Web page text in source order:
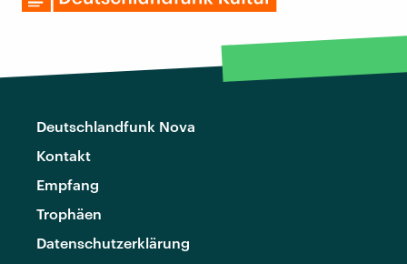
Deutschlandfunk Nova
Kontakt
Empfang
Trophäen
Datenschutzerklärung